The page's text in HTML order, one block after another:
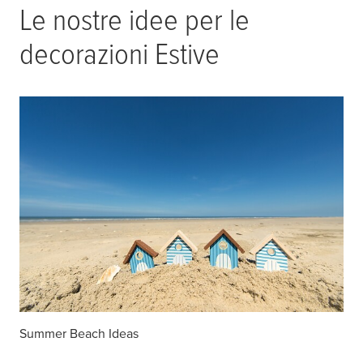
Le nostre idee per le
decorazioni Estive
Summer Beach Ideas